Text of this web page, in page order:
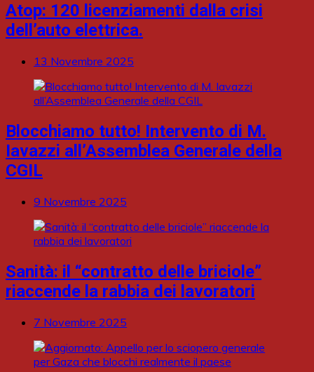
Atop: 120 licenziamenti dalla crisi
dell’auto elettrica.
13 Novembre 2025
Blocchiamo tutto! Intervento di M.
Iavazzi all’Assemblea Generale della
CGIL
9 Novembre 2025
Sanità: il “contratto delle briciole”
riaccende la rabbia dei lavoratori
7 Novembre 2025